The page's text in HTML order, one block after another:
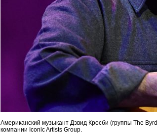
Американский музыкант Дэвид Кросби (группы The
компании Iconic Artists Group.